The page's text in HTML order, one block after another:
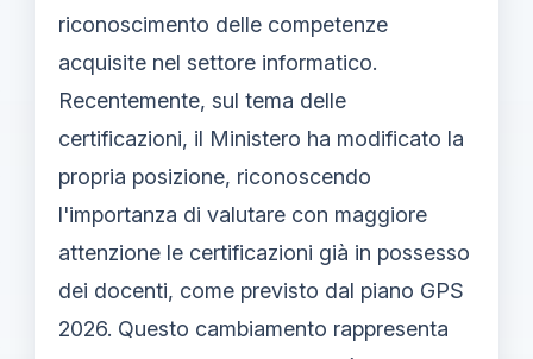
riconoscimento delle competenze
acquisite nel settore informatico.
Recentemente, sul tema delle
certificazioni, il Ministero ha modificato la
propria posizione, riconoscendo
l'importanza di valutare con maggiore
attenzione le certificazioni già in possesso
dei docenti, come previsto dal piano GPS
2026. Questo cambiamento rappresenta